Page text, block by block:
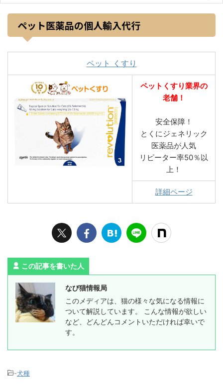
ペット医薬品の個人輸入代行
ペット くすり
ペットくすり業界の
老舗！
安全保障！
とくにジェネリック
医薬品が人気
リピーター率50％以
上！
詳細ページ
この記事を書いた人
なび猫情報局
このメディアは、猫の様々な気になる情報に
ついて解説しています。 こんな情報が欲しい
など、どんどんコメントいただければ幸いで
す。
-犬種